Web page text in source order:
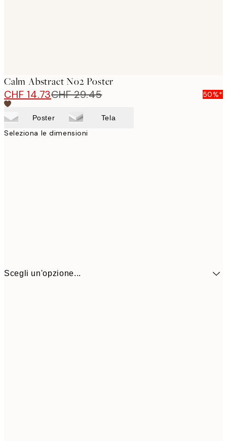
Calm Abstract No2 Poster
CHF 14.73CHF 29.45 50%*
Poster Tela
Seleziona le dimensioni
Scegli un'opzione...